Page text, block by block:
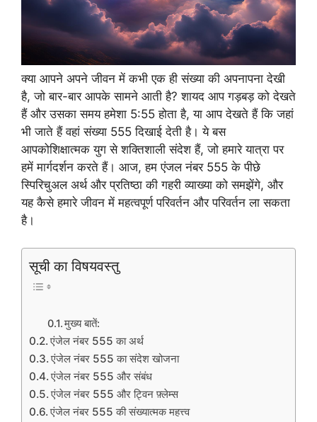
क्या आपने अपने जीवन में कभी एक ही संख्या की अपनापना देखी
है, जो बार-बार आपके सामने आती है? शायद आप गड़बड़ को देखते
हैं और उसका समय हमेशा 5:55 होता है, या आप देखते हैं कि जहां
भी जाते हैं वहां संख्या 555 दिखाई देती है। ये बस
आपकोशिक्षात्मक युग से शक्तिशाली संदेश हैं, जो हमारे यात्रा पर
हमें मार्गदर्शन करते हैं। आज, हम एंजल नंबर 555 के पीछे
स्पिरिचुअल अर्थ और प्रतिष्ठा की गहरी व्याख्या को समझेंगे, और
यह कैसे हमारे जीवन में महत्वपूर्ण परिवर्तन और परिवर्तन ला सकता
है।
सूची का विषयवस्तु
मुख्य बातें:
एंजेल नंबर 555 का अर्थ
एंजेल नंबर 555 का संदेश खोजना
एंजेल नंबर 555 और संबंध
एंजेल नंबर 555 और ट्विन फ़्लेम्स
एंजेल नंबर 555 की संख्यात्मक महत्त्व